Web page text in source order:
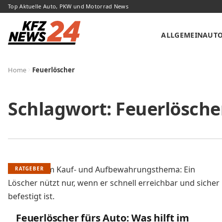
Top Aktuelle Auto, PKW und Motorrad News
ALLGEMEIN
Home Feuerlöscher
Schlagwort:
RATGEBER
Feuerlöscher fürs Auto: Was hilft im